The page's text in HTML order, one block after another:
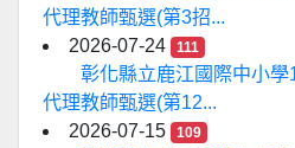
代理教師甄選(第3招...
2026-07-24
111
彰化縣立鹿江國際中小
代理教師甄選(第12...
2026-07-15
109